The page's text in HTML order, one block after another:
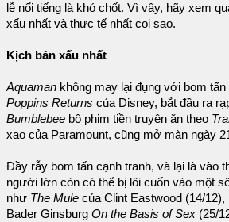
lễ nổi tiếng là khó chốt. Vì vậy, hãy xem
xấu nhất và thực tế nhất coi sao.
Kịch bản xấu nhất
Aquaman không may lại đụng với bom tấn
Poppins Returns của Disney, bắt đầu ra
Bumblebee bộ phim tiền truyện ăn theo
xao của Paramount, cũng mở màn ngày
Đầy rẫy bom tấn cạnh tranh, và lại là vào
người lớn còn có thể bị lôi cuốn vào một
như The Mule của Clint Eastwood (14/
Bader Ginsburg On the Basis of Sex (25/